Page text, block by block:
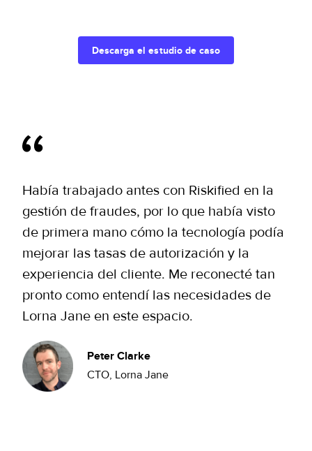
Descarga el estudio de caso
Peter Clarke
CTO, Lorna Jane
Había trabajado antes con Riskified en la
gestión de fraudes, por lo que había visto
de primera mano cómo la tecnología podía
mejorar las tasas de autorización y la
experiencia del cliente. Me reconecté tan
pronto como entendí las necesidades de
Lorna Jane en este espacio.